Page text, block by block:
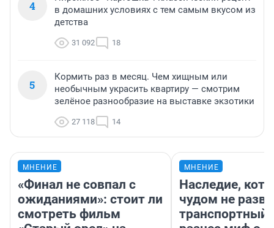
4
в домашних условиях с тем самым вкусом из
детства
31 092 18
5
Кормить раз в месяц. Чем хищным или
необычным украсить квартиру — смотрим
зелёное разнообразие на выставке экзотики
27 118 14
МНЕНИЕ
«Финал не совпал с
ожиданиями»: стоит ли
смотреть фильм
МНЕНИЕ
Наследие,
чудом не
транспортный